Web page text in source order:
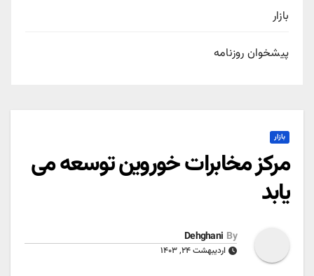
بازار
پیشخوان روزنامه
بازار
مرکز مخابرات خوروین توسعه می
یابد
By
Dehghani
اردیبهشت ۲۴, ۱۴۰۳